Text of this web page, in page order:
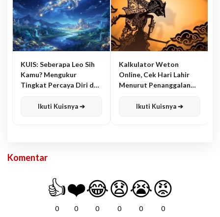
KUIS: Seberapa Leo Sih
Kamu? Mengukur
Tingkat Percaya Diri dan
Ikuti Kuisnya ➔
Kalkulator Weton
Online, Cek Hari Lahir
Menurut Penanggalan
Ikuti Kuisnya ➔
Komentar
👍
0
❤️
0
😂
0
😧
0
😭
0
😡
0